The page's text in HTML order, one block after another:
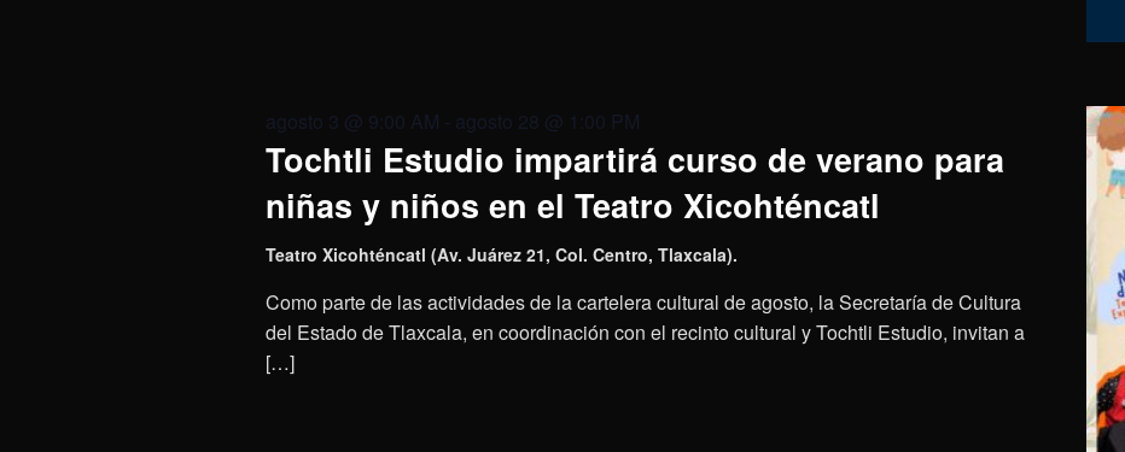
Tochtli Estudio impartirá curso de verano para
niñas y niños en el Teatro Xicohténcatl
agosto 3 @ 9:00 AM - agosto 28 @ 1:00 PM
Teatro Xicohténcatl (Av. Juárez 21, Col. Centro, Tlaxcala).
Como parte de las actividades de la cartelera cultural de agosto, la Secretaría de Cultura
del Estado de Tlaxcala, en coordinación con el recinto cultural y Tochtli Estudio, invitan a
[…]